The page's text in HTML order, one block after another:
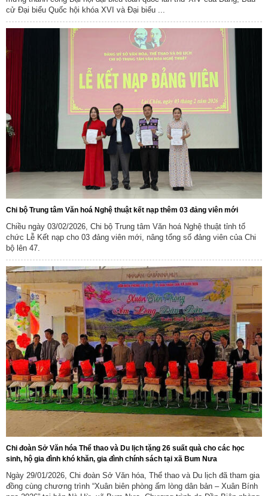
cử Đại biểu Quốc hội khóa XVI và Đại biểu ...
Chi bộ Trung tâm Văn hoá Nghệ thuật kết nạp thêm 03 đảng viên mới
Chiều ngày 03/02/2026, Chi bộ Trung tâm Văn hoá Nghệ thuật tỉnh tổ
chức Lễ Kết nạp cho 03 đảng viên mới, nâng tổng số đảng viên của Chi
bộ lên 47.
Chi đoàn Sở Văn hóa Thể thao và Du lịch tặng 26 suất quà cho các học
sinh, hộ gia đình khó khăn, gia đình chính sách tại xã Bum Nưa
Ngày 29/01/2026, Chi đoàn Sở Văn hóa, Thể thao và Du lịch đã tham gia
đồng cùng chương trình “Xuân biên phòng ấm lòng dân bản – Xuân Bính